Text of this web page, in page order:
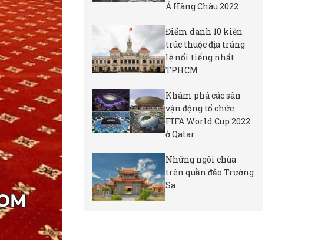
Á Hàng Châu 2022
Điểm danh 10 kiến
trúc thuộc địa tráng
lệ nổi tiếng nhất
TPHCM
Khám phá các sân
vận động tổ chức
FIFA World Cup 2022
ở Qatar
Những ngôi chùa
trên quần đảo Trường
Sa